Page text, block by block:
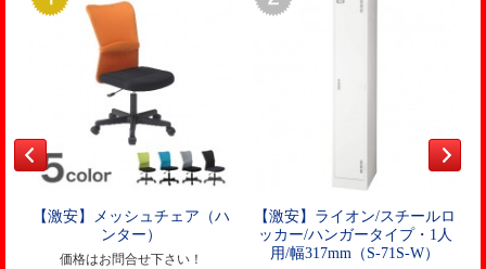
【激安】メッシュチェア（ハ
ンター）
価格はお問合せ下さい！
【激安】ライオン/スチールロ
ッカー/ハンガータイプ・1人
用/幅317mm（S-71S-W）